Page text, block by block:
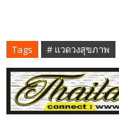
Tags # แวดวงสุขภาพ